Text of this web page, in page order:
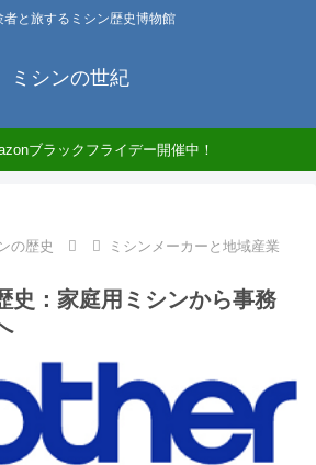
者と旅するミシン歴史博物館
ミシンの世紀
ブラックフライデー開催中！
の歴史 ミシンメーカーと地域産業
史：家庭用ミシンから事務